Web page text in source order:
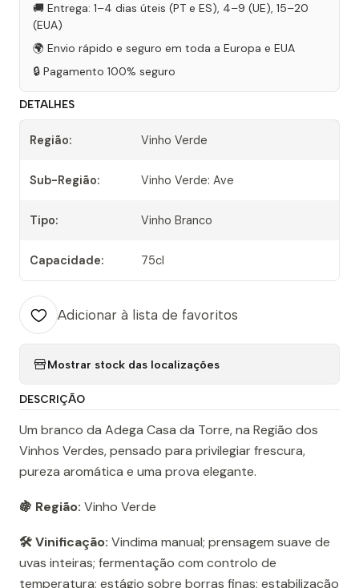
🚚 Entrega: 1–4 dias úteis (PT e ES), 4–9 (UE), 15–20
(EUA)
🌍 Envio rápido e seguro em toda a Europa e EUA
🔒 Pagamento 100% seguro
DETALHES
Região: Vinho Verde
Sub-Região: Vinho Verde: Ave
Tipo: Vinho Branco
Capacidade: 75cl
Adicionar à lista de favoritos
Mostrar stock das localizações
DESCRIÇÃO
Um branco da Adega Casa da Torre, na Região dos
Vinhos Verdes, pensado para privilegiar frescura,
pureza aromática e uma prova elegante.
🍇 Região: Vinho Verde
🛠️ Vinificação: Vindima manual; prensagem suave de
uvas inteiras; fermentação com controlo de
temperatura; estágio sobre borras finas; estabilização